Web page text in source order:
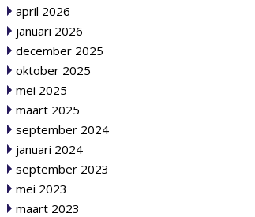
april 2026
januari 2026
december 2025
oktober 2025
mei 2025
maart 2025
september 2024
januari 2024
september 2023
mei 2023
maart 2023